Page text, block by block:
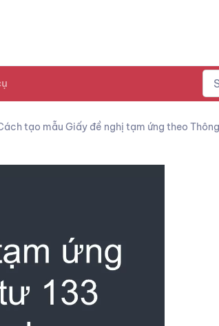
tạo mẫu Giấy đề nghị tạm ứng theo